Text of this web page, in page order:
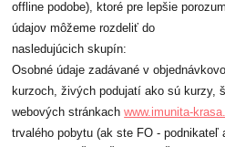
offline podobe), ktoré pre lepšie
údajov môžeme rozdeliť do
nasledujúcich skupín:
Osobné údaje zadávané v
kurzoch, živých podujatí ako sú kurzy,
webových stránkachwww.imunita-
trvalého pobytu (ak ste FO - podnikateľ